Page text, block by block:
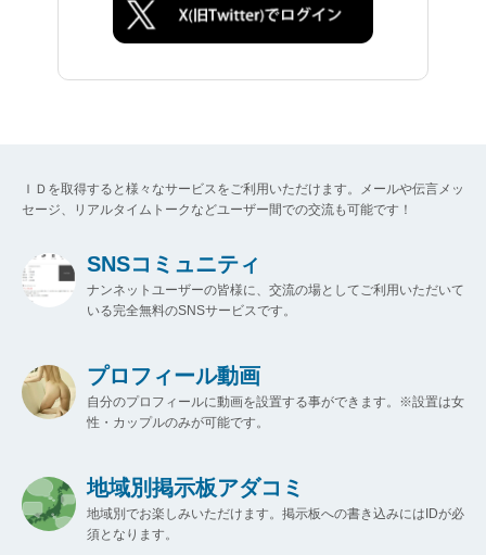
ＩＤを取得すると様々なサービスをご利用いただけます。メールや伝言メッ
セージ、リアルタイムトークなどユーザー間での交流も可能です！
SNSコミュニティ
ナンネットユーザーの皆様に、交流の場としてご利用いただいて
いる完全無料のSNSサービスです。
プロフィール動画
自分のプロフィールに動画を設置する事ができます。※設置は女
性・カップルのみが可能です。
地域別掲示板アダコミ
地域別でお楽しみいただけます。掲示板への書き込みにはIDが必
須となります。